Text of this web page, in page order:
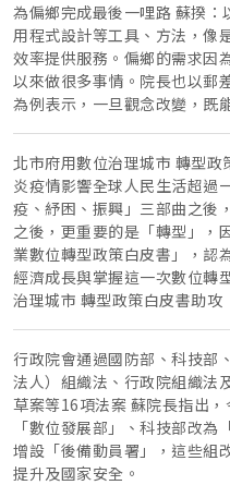
為偏鄉完成最後一哩路 蘇揆：
用程式設計等工具、方法，像
效率提供服務。偏鄉的需求因
以來做很多事情。院長也以郵
為例表示，一旦觀念改變，既
北市府用數位治理城市 轉型
炎疫情影響全球人民生活超過
疫、紓困、振興」三部曲之後
之後，更重要的是「轉型」，
業數位轉型政策白皮書」，認
經濟成長與掌握這一次數位轉
治理城市 轉型政策白皮書助攻
行政院會通過國防部、科技部
法人）組織法、行政院組織法
草案等16項法案 蘇院長指出
「數位發展部」、科技部改
增設「後備動員署」，這些組
提升及國家安全。